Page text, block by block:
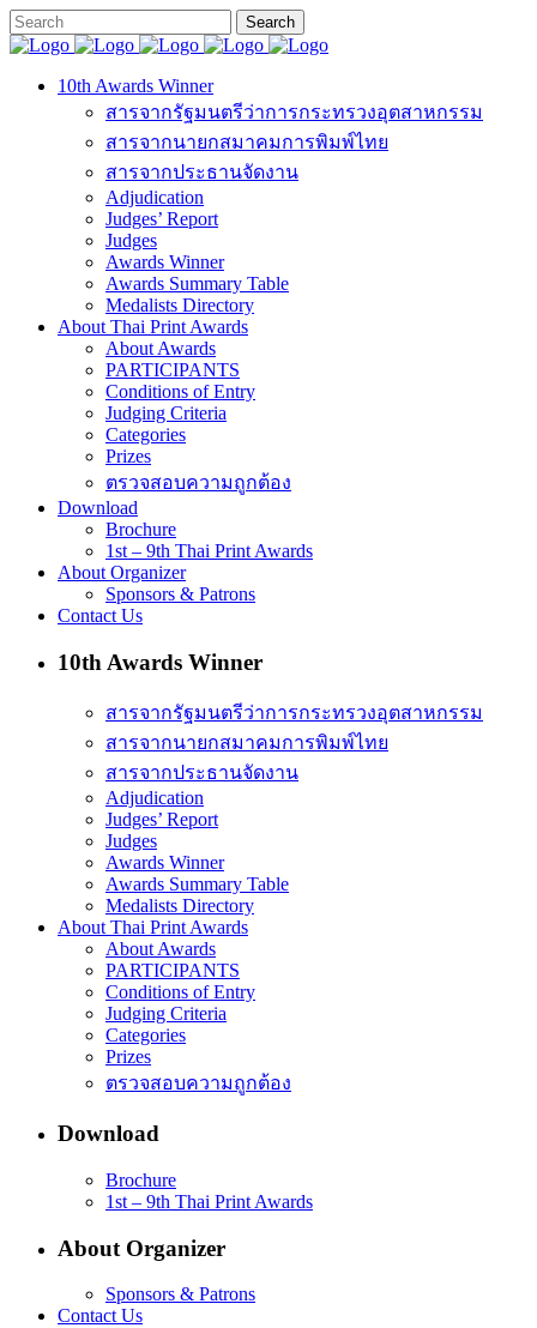
10th Awards Winner
สารจากรัฐมนตรีว่าการกระทรวงอุตสาหกรรม
สารจากนายกสมาคมการพิมพ์ไทย
สารจากประธานจัดงาน
Adjudication
Judges’ Report
Judges
Awards Winner
Awards Summary Table
Medalists Directory
About Thai Print Awards
About Awards
PARTICIPANTS
Conditions of Entry
Judging Criteria
Categories
Prizes
ตรวจสอบความถูกต้อง
Download
Brochure
1st – 9th Thai Print Awards
About Organizer
Sponsors & Patrons
Contact Us
10th Awards Winner
สารจากรัฐมนตรีว่าการกระทรวงอุตสาหกรรม
สารจากนายกสมาคมการพิมพ์ไทย
สารจากประธานจัดงาน
Adjudication
Judges’ Report
Judges
Awards Winner
Awards Summary Table
Medalists Directory
About Thai Print Awards
About Awards
PARTICIPANTS
Conditions of Entry
Judging Criteria
Categories
Prizes
ตรวจสอบความถูกต้อง
Download
Brochure
1st – 9th Thai Print Awards
About Organizer
Sponsors & Patrons
Contact Us